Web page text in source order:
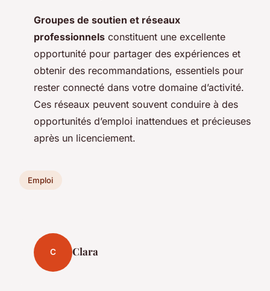
Groupes de soutien et réseaux
professionnels constituent une excellente
opportunité pour partager des expériences et
obtenir des recommandations, essentiels pour
rester connecté dans votre domaine d’activité.
Ces réseaux peuvent souvent conduire à des
opportunités d’emploi inattendues et précieuses
après un licenciement.
Emploi
C Clara